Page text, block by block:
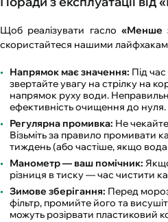
Щоб реалізувати гасло «Менше
скористайтеся нашими
Напрямок має значення: Під
звертайте увагу на стрілку на
напрямок руху води.
ефективність очищення до нуля.
Регулярна промивка: Не
Візьміть за правило промивати
тиждень (або частіше, якщо
Манометр — ваш помічник:
різниця в тиску — час чистити
Зимове зберігання: Перед
фільтр, промийте його та
можуть розірвати пластиковий